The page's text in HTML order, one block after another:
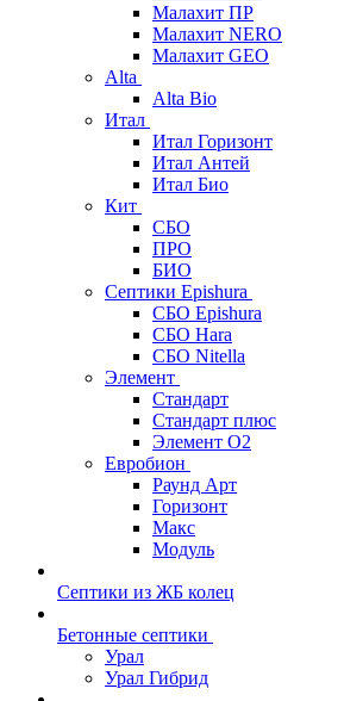
Малахит ПР
Малахит NERO
Малахит GEO
Alta
Alta Bio
Итал
Итал Горизонт
Итал Антей
Итал Био
Кит
СБО
ПРО
БИО
Септики Epishura
СБО Epishura
СБО Hara
СБО Nitella
Элемент
Стандарт
Стандарт плюс
Элемент О2
Евробион
Раунд Арт
Горизонт
Макс
Модуль
Септики из ЖБ колец
Бетонные септики
Урал
Урал Гибрид